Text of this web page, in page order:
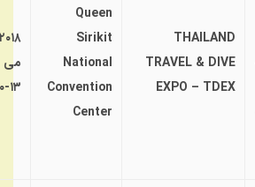
THAILAND
TRAVEL & DIVE
EXPO – TDEX
Queen
Sirikit
National
Convention
Center
۲۰۱۸
می
۱۳-۱۰